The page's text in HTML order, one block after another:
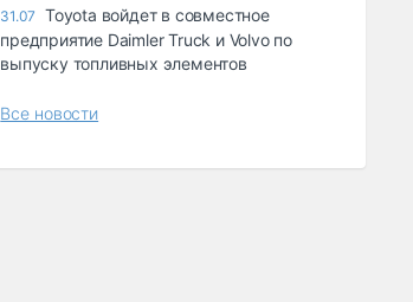
31.07
Toyota войдет в совместное
предприятие Daimler Truck и Volvo по
выпуску топливных элементов
Все новости